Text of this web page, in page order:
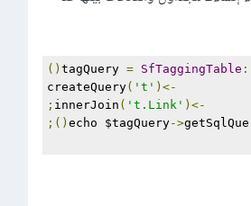
= SfTaggingTable
()
->
createQuery( 't' )
->
innerJoin ( 't.Link' );
echo $tagQuery->
();